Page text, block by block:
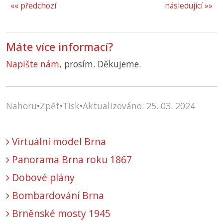
následující »»
«« předchozí
Máte více informací?
Napište nám, prosím. Děkujeme.
Nahoru•Zpět•Tisk•Aktualizováno: 25. 03. 2024
Virtuální model Brna
Panorama Brna roku 1867
Dobové plány
Bombardování Brna
Brněnské mosty 1945